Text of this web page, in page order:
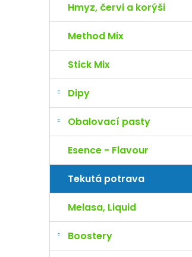
Hmyz, červi a korýši
Method Mix
Stick Mix
Dipy
Obalovací pasty
Esence - Flavour
Tekutá potrava
Melasa, Liquid
Boostery